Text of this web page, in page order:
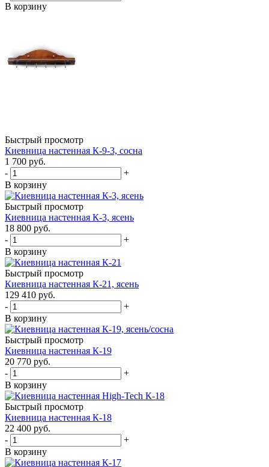
В корзину
Быстрый просмотр
Киевница настенная К-9-3, сосна
1 700 руб.
-
+
В корзину
Быстрый просмотр
Киевница настенная К-3, ясень
18 800 руб.
-
+
В корзину
Быстрый просмотр
Киевница настенная К-21, ясень
129 410 руб.
-
+
В корзину
Быстрый просмотр
Киевница настенная К-19
20 770 руб.
-
+
В корзину
Быстрый просмотр
Киевница настенная К-18
22 400 руб.
-
+
В корзину